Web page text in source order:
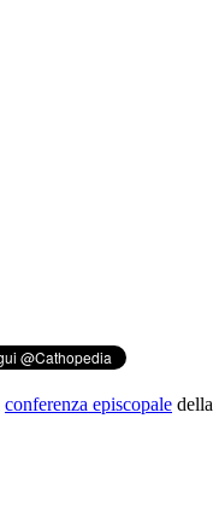
conferenza episcopale della